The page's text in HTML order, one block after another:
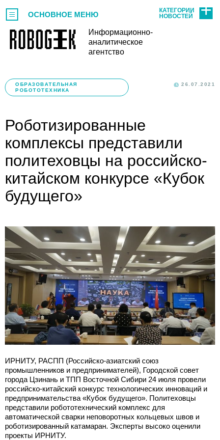
Информационно-
аналитическое
агентство
ОСНОВНОЕ МЕНЮ
КАТЕГОРИИ
НОВОСТЕЙ
ОБРАЗОВАТЕЛЬНАЯ
РОБОТОТЕХНИКА
26.07.2021
Роботизированные
комплексы представили
политеховцы на российско-
китайском конкурсе «Кубок
будущего»
ИРНИТУ, РАСПП (Российско-азиатский союз
промышленников и предпринимателей), Городской совет
города Цзинань и ТПП Восточной Сибири 24 июля провели
российско-китайский конкурс технологических инноваций и
предпринимательства «Кубок будущего». Политеховцы
представили робототехнический комплекс для
автоматической сварки неповоротных кольцевых швов и
роботизированный катамаран. Эксперты высоко оценили
проекты ИРНИТУ.